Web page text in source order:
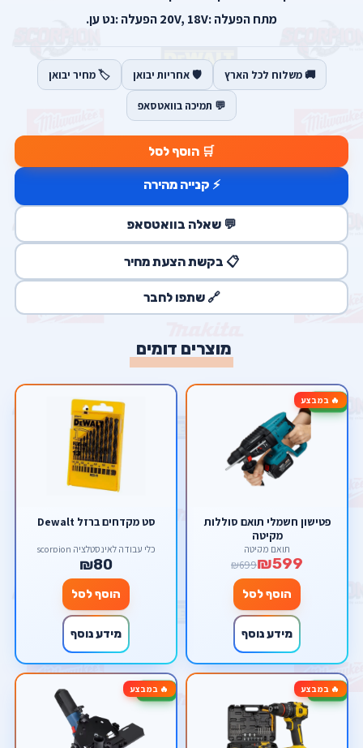
מתח הפעלה :20V, 18V הפעלה :נט ען.
🚚 משלוח לכל הארץ 🛡️ אחריות יבואן 🏷️ מחיר יבואן
💬 תמיכה בוואטסאפ
🛒 הוסף לסל
⚡ קנייה מהירה
💬 שאלה בוואטסאפ
📋 בקשת הצעת מחיר
🔗 שתפו לחבר
מוצרים דומים
🔥 במבצע-14%
פטישון חשמלי תואם סוללות
מקיטה
תואם מקיטה
₪599
₪699
הוסף לסל
מידע נוסף
סט מקדחים ברזל Dewalt
כלי עבודה לאינסטלציה scorpion
₪80
הוסף לסל
מידע נוסף
🔥 במבצע-17% 🔥 במבצע-50%